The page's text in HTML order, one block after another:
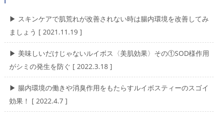
▶︎ スキンケアで肌荒れが改善されない時は腸内環境を改善してみ
ましょう [ 2021.11.19 ]
▶︎ 美味しいだけじゃないルイボス〈美肌効果〉その①SOD様作用
がシミの発生を防ぐ [ 2022.3.18 ]
▶︎ 腸内環境の働きや消臭作用をもたらすルイボスティーのスゴイ
効果！ [ 2022.4.7 ]